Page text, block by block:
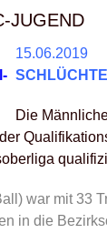
JUGEND
15.06.2019
Die
war mit 33
in die